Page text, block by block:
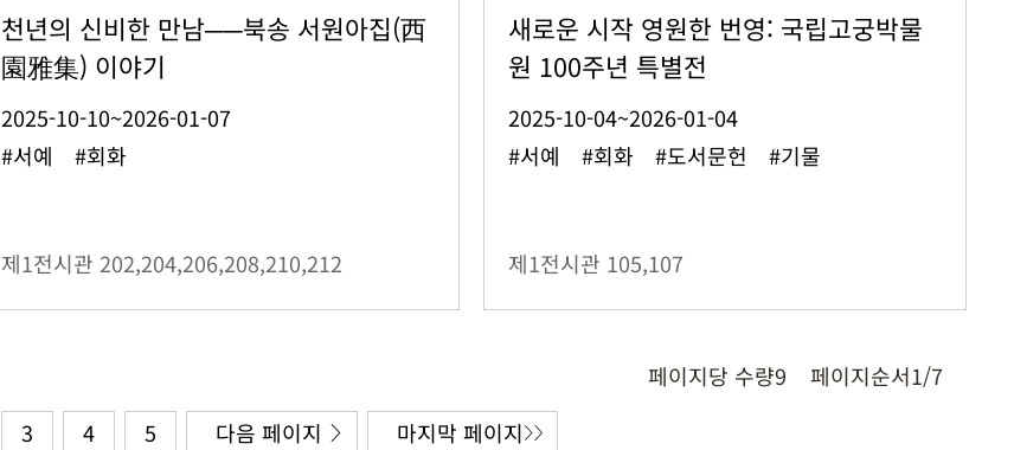
천년의 신비한 만남──북송 서원아집(西
園雅集) 이야기
2025-10-10~2026-01-07
#서예 #회화
제1전시관 202,204,206,208,210,212
새로운 시작 영원한 번영: 국립고궁박물
원 100주년 특별전
2025-10-04~2026-01-04
#서예 #회화 #도서문헌 #기물
제1전시관 105,107
페이지당 수량9 페이지순서1/7
3 4 5 다음 페이지 마지막 페이지